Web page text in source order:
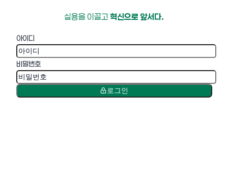
실용을 이끌고 혁신으로 앞서다.
아이디
비밀번호
로그인